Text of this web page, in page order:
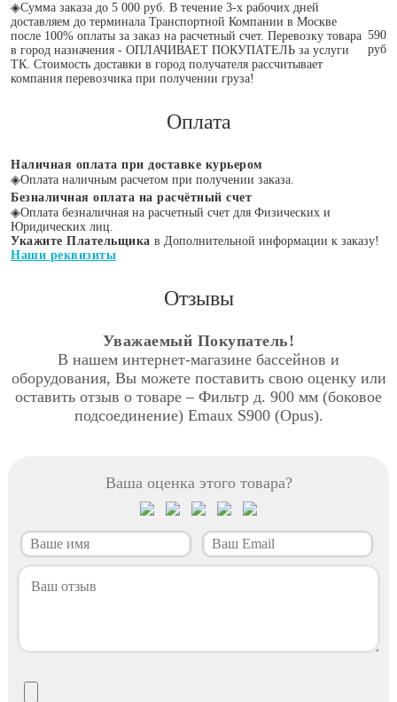
◈Сумма заказа до 5 000 руб. В течение 3-х рабочих дней
доставляем до терминала Транспортной Компании в Москве
после 100% оплаты за заказ на расчетный счет. Перевозку товара
в город назначения - ОПЛАЧИВАЕТ ПОКУПАТЕЛЬ за услуги
ТК. Стоимость доставки в город получателя рассчитывает
компания перевозчика при получении груза!
590
руб
Оплата
Наличная оплата при доставке курьером
◈Оплата наличным расчетом при получении заказа.
Безналичная оплата на расчётный счет
◈Оплата безналичная на расчетный счет для Физических и
Юридических лиц.
Укажите Плательщика в Дополнительной информации к заказу!
Наши реквизиты
Отзывы
Уважаемый Покупатель!
В нашем интернет-магазине бассейнов и
оборудования, Вы можете поставить свою оценку или
оставить отзыв о товаре – Фильтр д. 900 мм (боковое
подсоединение) Emaux S900 (Opus).
Ваша оценка этого товара?